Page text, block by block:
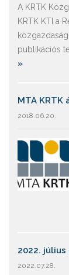
A KRTK
KRTK KTI a
publikációs
»
MTA
2018.06.20.
2022. július
2022.07.28.